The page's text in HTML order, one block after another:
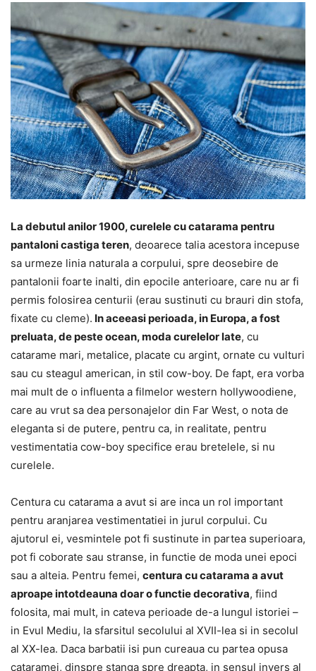
La debutul anilor 1900, curelele cu catarama pentru
pantaloni castiga teren, deoarece talia acestora incepuse
sa urmeze linia naturala a corpului, spre deosebire de
pantalonii foarte inalti, din epocile anterioare, care nu ar fi
permis folosirea centurii (erau sustinuti cu brauri din stofa,
fixate cu cleme). In aceeasi perioada, in Europa, a fost
preluata, de peste ocean, moda curelelor late, cu
catarame mari, metalice, placate cu argint, ornate cu vulturi
sau cu steagul american, in stil cow-boy. De fapt, era vorba
mai mult de o influenta a filmelor western hollywoodiene,
care au vrut sa dea personajelor din Far West, o nota de
eleganta si de putere, pentru ca, in realitate, pentru
vestimentatia cow-boy specifice erau bretelele, si nu
curelele.
Centura cu catarama a avut si are inca un rol important
pentru aranjarea vestimentatiei in jurul corpului. Cu
ajutorul ei, vesmintele pot fi sustinute in partea superioara,
pot fi coborate sau stranse, in functie de moda unei epoci
sau a alteia. Pentru femei, centura cu catarama a avut
aproape intotdeauna doar o functie decorativa, fiind
folosita, mai mult, in cateva perioade de-a lungul istoriei –
in Evul Mediu, la sfarsitul secolului al XVII-lea si in secolul
al XX-lea. Daca barbatii isi pun cureaua cu partea opusa
cataramei, dinspre stanga spre dreapta, in sensul invers al